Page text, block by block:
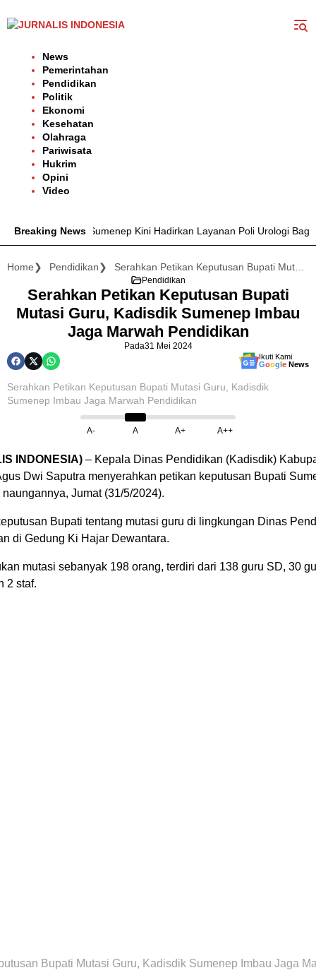
ke
News
Pemerintahan
Pendidikan
Politik
Ekonomi
Kesehatan
Olahraga
Pariwisata
Hukrim
Opini
Video
Breaking News
Anwar Sumenep Kini Hadirkan Layanan Poli Urologi Bagi Peserta
Home Pendidikan
Pendidikan
Serahkan Petikan Keputusan Bupati
Mutasi Guru, Kadisdik Sumenep Imbau
Jaga Marwah Pendidikan
Pada31 Mei 2024
Ikuti Kami
Google News
Serahkan Petikan Keputusan Bupati Mutasi Guru, Kadisdik
Sumenep Imbau Jaga Marwah Pendidikan
A- A A+ A++
INDONESIA)– Kepala Dinas Pendidikan (Kadisdik)
Dwi Saputra menyerahkan petikan keputusan Bupati
Jumat (31/5/2024).
Bupati tentang mutasi guru di lingkungan Dinas
di Gedung Ki Hajar Dewantara.
mutasi sebanyak 198 orang, terdiri dari 138 guru SD, 30
2 staf.
Bupati Mutasi Guru, Kadisdik Sumenep Imbau Jaga